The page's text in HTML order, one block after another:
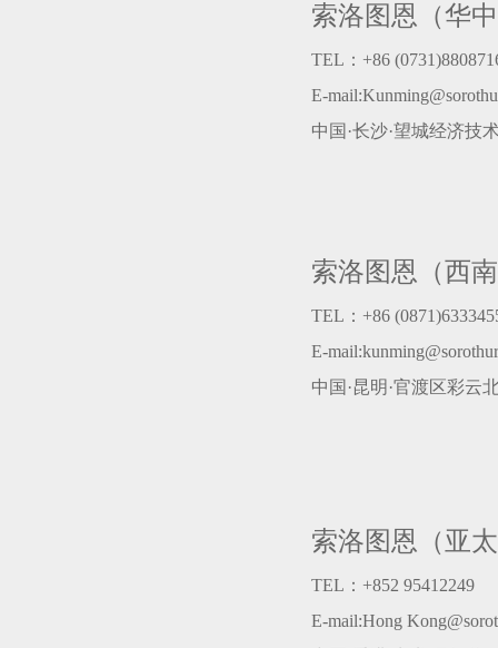
索洛图恩（西
TEL：+86
E-
中国·昆明·官渡区彩云
索洛图恩（华
TEL：+86
E-
中国·长沙·望城经济技
索洛图恩（亚
TEL：+852 95412249
E-mail:Hong